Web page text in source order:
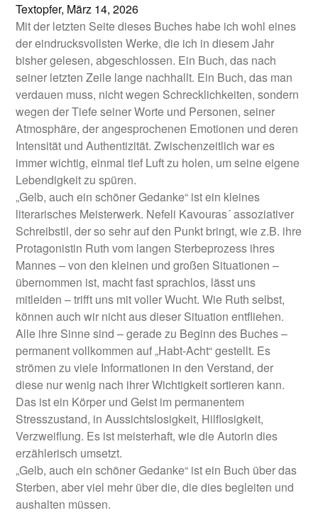
Textopfer, März 14, 2026
Mit der letzten Seite dieses Buches habe ich wohl eines
der eindrucksvollsten Werke, die ich in diesem Jahr
bisher gelesen, abgeschlossen. Ein Buch, das nach
seiner letzten Zeile lange nachhallt. Ein Buch, das man
verdauen muss, nicht wegen Schrecklichkeiten, sondern
wegen der Tiefe seiner Worte und Personen, seiner
Atmosphäre, der angesprochenen Emotionen und deren
Intensität und Authentizität. Zwischenzeitlich war es
immer wichtig, einmal tief Luft zu holen, um seine eigene
Lebendigkeit zu spüren.
„Gelb, auch ein schöner Gedanke“ ist ein kleines
literarisches Meisterwerk. Nefeli Kavouras´ assoziativer
Schreibstil, der so sehr auf den Punkt bringt, wie z.B. ihre
Protagonistin Ruth vom langen Sterbeprozess ihres
Mannes – von den kleinen und großen Situationen –
übernommen ist, macht fast sprachlos, lässt uns
mitleiden – trifft uns mit voller Wucht. Wie Ruth selbst,
können auch wir nicht aus dieser Situation entfliehen.
Alle ihre Sinne sind – gerade zu Beginn des Buches –
permanent vollkommen auf „Habt-Acht“ gestellt. Es
strömen zu viele Informationen in den Verstand, der
diese nur wenig nach ihrer Wichtigkeit sortieren kann.
Das ist ein Körper und Geist im permanentem
Stresszustand, in Aussichtslosigkeit, Hilflosigkeit,
Verzweiflung. Es ist meisterhaft, wie die Autorin dies
erzählerisch umsetzt.
„Gelb, auch ein schöner Gedanke“ ist ein Buch über das
Sterben, aber viel mehr über die, die dies begleiten und
aushalten müssen.